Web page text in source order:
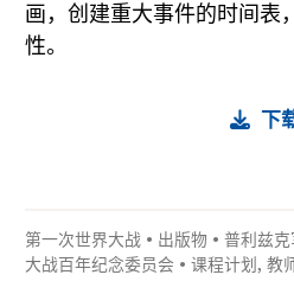
画，创建重大事件的时间表
性。
下
第一次世界大战 • 出版物 • 普利兹
大战百年纪念委员会 • 课程计划 , 教